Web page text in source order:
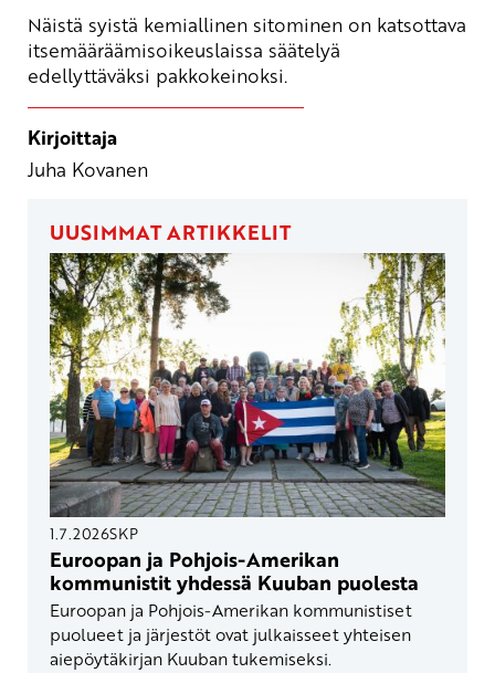
Näistä syistä kemiallinen sitominen on katsottava
itsemääräämisoikeuslaissa säätelyä
edellyttäväksi pakkokeinoksi.
Kirjoittaja
Juha Kovanen
UUSIMMAT ARTIKKELIT
1.7.2026SKP
Euroopan ja Pohjois-Amerikan
kommunistit yhdessä Kuuban puolesta
Euroopan ja Pohjois-Amerikan kommunistiset
puolueet ja järjestöt ovat julkaisseet yhteisen
aiepöytäkirjan Kuuban tukemiseksi.